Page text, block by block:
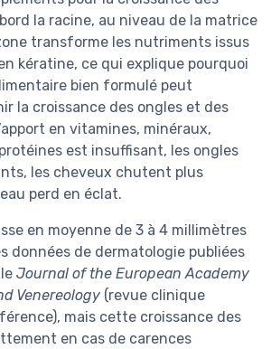
la racine, au niveau de la matrice
transforme les nutriments issus
kératine, ce qui explique pourquoi
bien formulé peut
la croissance des ongles et des
en vitamines, minéraux,
est insuffisant, les ongles
les cheveux chutent plus
perd en éclat.
en moyenne de 3 à 4 millimètres
données de dermatologie publiées
Journal of the European Academy
Venereology (revue clinique
mais cette croissance des
en cas de carences